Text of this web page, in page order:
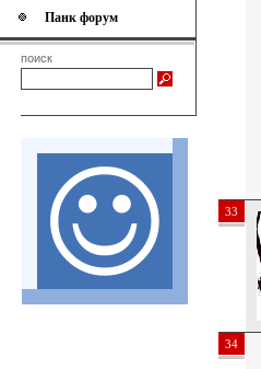
Панк форум
поиск
33
34